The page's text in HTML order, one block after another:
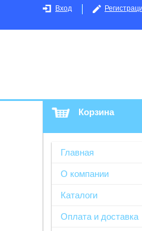
Вход
Корзина
Главная
О компании
Каталоги
Оплата и доставка